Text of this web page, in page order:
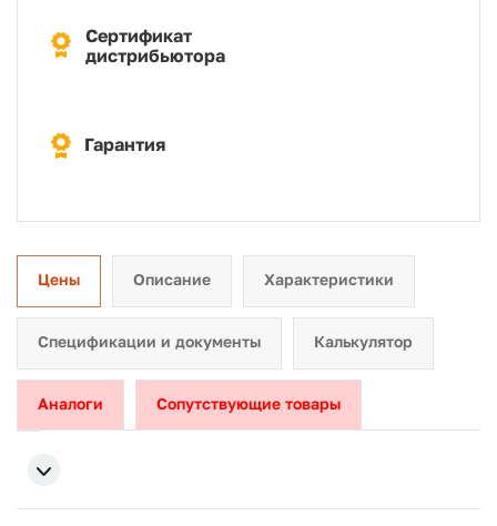
Сертификат
дистрибьютора
Гарантия
Цены Описание Характеристики
Спецификации и документы Калькулятор
Аналоги Сопутствующие товары